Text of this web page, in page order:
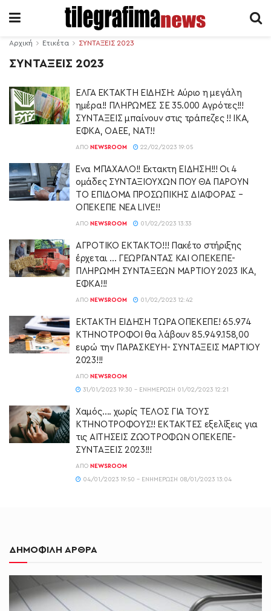
Αρχική Ετικέτα ΣΥΝΤΑΞΕΙΣ 2023
ΣΥΝΤΑΞΕΙΣ 2023
ΕΛΓΑ ΕΚΤΑΚΤΗ ΕΙΔΗΣΗ: Αύριο η μεγάλη
ημέρα!! ΠΛΗΡΩΜΕΣ ΣΕ 35.000 Αγρότες!!!
ΣΥΝΤΑΞΕΙΣ μπαίνουν στις τράπεζες !! ΙΚΑ,
ΕΦΚΑ, ΟΑΕΕ, ΝΑΤ!!
ΑΠΌ NEWSROOM 22/02/2023 19:05
Ένα ΜΠΑΧΑΛΟ!! Εκτακτη ΕΙΔΗΣΗ!!! Οι 4
ομάδες ΣΥΝΤΑΞΙΟΥΧΩΝ ΠΟΥ ΘΑ ΠΑΡΟΥΝ
ΤΟ ΕΠΙΔΟΜΑ ΠΡΟΣΩΠΙΚΗΣ ΔΙΑΦΟΡΑΣ –
ΟΠΕΚΕΠΕ ΝΕΑ LIVE!!
ΑΠΌ NEWSROOM 01/02/2023 13:33
ΑΓΡΟΤΙΚΟ ΕΚΤΑΚΤΟ!!! Πακέτο στήριξης
έρχεται … ΓΕΩΡΓΑΝΤΑΣ ΚΑΙ ΟΠΕΚΕΠΕ-
ΠΛΗΡΩΜΗ ΣΥΝΤΑΞΕΩΝ ΜΑΡΤΙΟΥ 2023 ΙΚΑ,
ΕΦΚΑ!!!
ΑΠΌ NEWSROOM 01/02/2023 12:42
ΕΚΤΑΚΤΗ ΕΙΔΗΣΗ ΤΩΡΑ ΟΠΕΚΕΠΕ! 65.974
ΚΤΗΝΟΤΡΟΦΟΙ θα λάβουν 85.949.158,00
ευρώ την ΠΑΡΑΣΚΕΥΗ- ΣΥΝΤΑΞΕΙΣ ΜΑΡΤΙΟΥ
2023!!!
ΑΠΌ NEWSROOM
31/01/2023 19:30 - ΕΝΗΜΈΡΩΣΗ 01/02/2023 12:21
Χαμός…. χωρίς ΤΕΛΟΣ ΓΙΑ ΤΟΥΣ
ΚΤΗΝΟΤΡΟΦΟΥΣ!! ΕΚΤΑΚΤΕΣ εξελίξεις για
τις ΑΙΤΗΣΕΙΣ ΖΩΟΤΡΟΦΩΝ ΟΠΕΚΕΠΕ-
ΣΥΝΤΑΞΕΙΣ 2023!!!
ΑΠΌ NEWSROOM
04/01/2023 19:50 - ΕΝΗΜΈΡΩΣΗ 08/01/2023 13:04
ΔΗΜΟΦΙΛΗ ΑΡΘΡΑ